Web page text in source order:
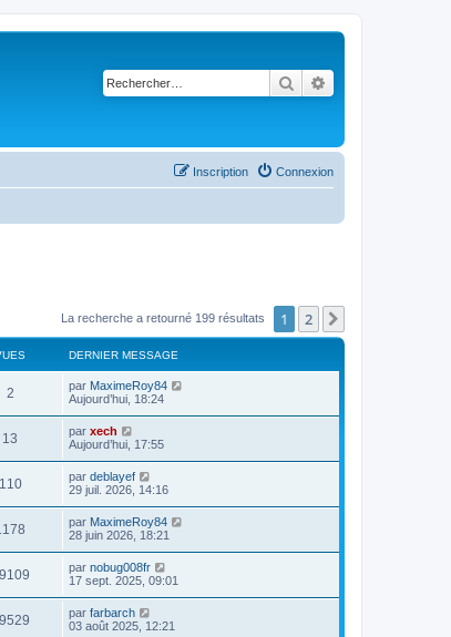
Rechercher
Connexion
Inscription
La recherche a retourné 199 résultats 1 2
DERNIER MESSAGE
2 par MaximeRoy84
Aujourd’hui, 18:24
13 par xech
Aujourd’hui, 17:55
110 par deblayef
29 juil. 2026, 14:16
par MaximeRoy84
28 juin 2026, 18:21
par nobug008fr
17 sept. 2025, 09:01
par farbarch
03 août 2025, 12:21